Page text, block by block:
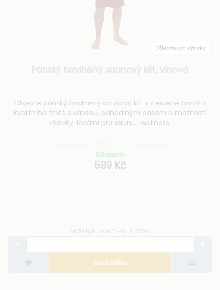
Možnost výšivky
Pánský bavlněný saunový kilt, Vínová
Objevte pánský bavlněný saunový kilt v červené barvě z
kvalitního froté s kapsou, pohodlným pasem a možností
výšivky. Ideální pro saunu i wellness.
Skladem
599 Kč
Může být u vás 11.–12. 8. 2026
Do košíku